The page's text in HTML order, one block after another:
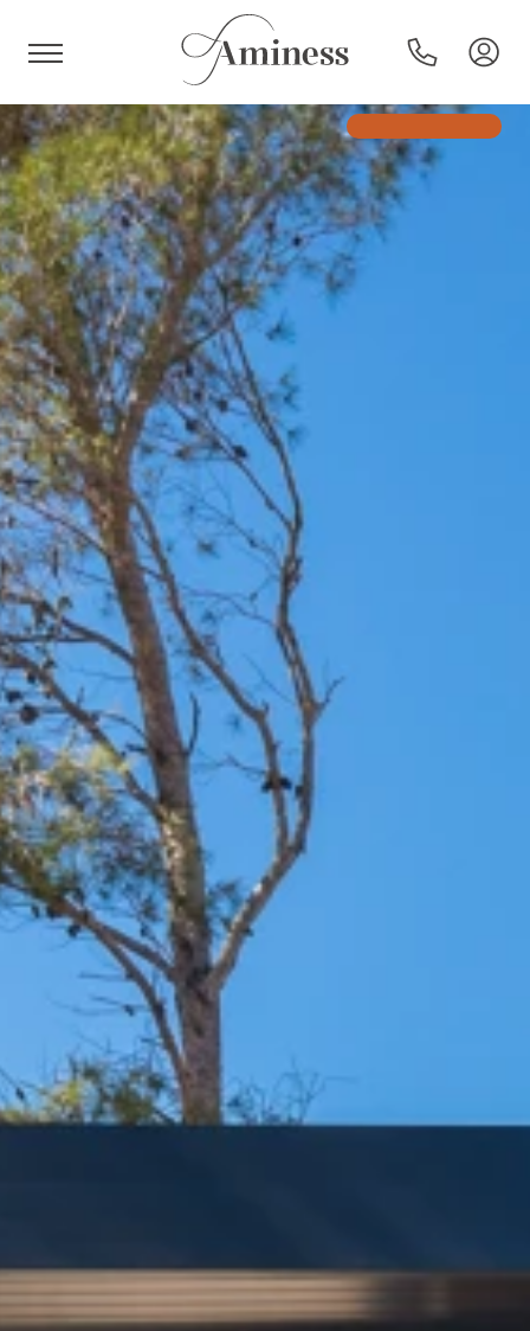
HR
Hotels und Resorts
Campingplätze
Sonderangebote
Reiseziele
Urlaubsarten
Marken
Ami Loyalty Programm
Blogs